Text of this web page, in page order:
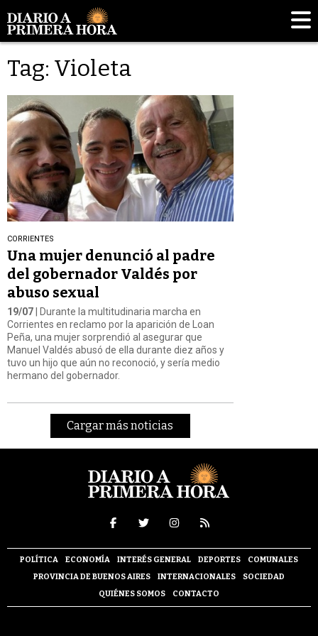
Tag: Violeta
CORRIENTES
Una mujer denunció al padre
del gobernador Valdés por
abuso sexual
19/07 | Durante la multitudinaria marcha en
Corrientes en reclamo por la aparición de Loan
Peña, una mujer sorprendió al asegurar que
Manuel Valdés abusó de ella durante diez años y
tuvo un hijo que aún no reconoció, y sería medio
hermano del gobernador.
Cargar más noticias
POLÍTICA ECONOMÍA INTERÉS GENERAL DEPORTES
COMUNALES
PROVINCIA DE BUENOS AIRES
INTERNACIONALES
SOCIEDAD
QUIÉNES SOMOS
CONTACTO